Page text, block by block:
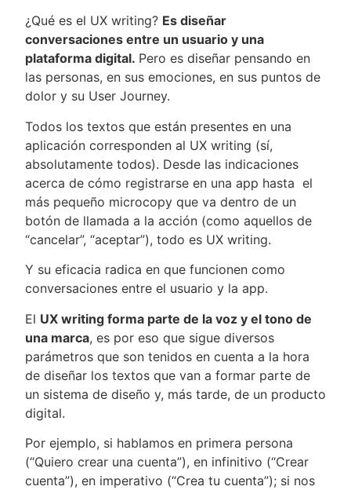
¿Qué es el UX writing? Es diseñar
conversaciones entre un usuario y una
plataforma digital. Pero es diseñar pensando en
las personas, en sus emociones, en sus puntos de
dolor y su User Journey.
Todos los textos que están presentes en una
aplicación corresponden al UX writing (sí,
absolutamente todos). Desde las indicaciones
acerca de cómo registrarse en una app hasta el
más pequeño microcopy que va dentro de un
botón de llamada a la acción (como aquellos de
“cancelar”, “aceptar”), todo es UX writing.
Y su eficacia radica en que funcionen como
conversaciones entre el usuario y la app.
El UX writing forma parte de la voz y el tono de
una marca, es por eso que sigue diversos
parámetros que son tenidos en cuenta a la hora
de diseñar los textos que van a formar parte de
un sistema de diseño y, más tarde, de un producto
digital.
Por ejemplo, si hablamos en primera persona
(“Quiero crear una cuenta”), en infinitivo (“Crear
cuenta”), en imperativo (“Crea tu cuenta”); si nos